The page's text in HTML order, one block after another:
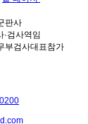
판사
·검사역임
부검사대표참가